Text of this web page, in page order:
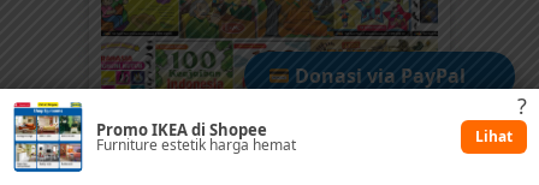
Donasi via PayPal
Dukung via Kitabisa
?
Promo IKEA di Shopee
Furniture estetik harga hemat Lihat